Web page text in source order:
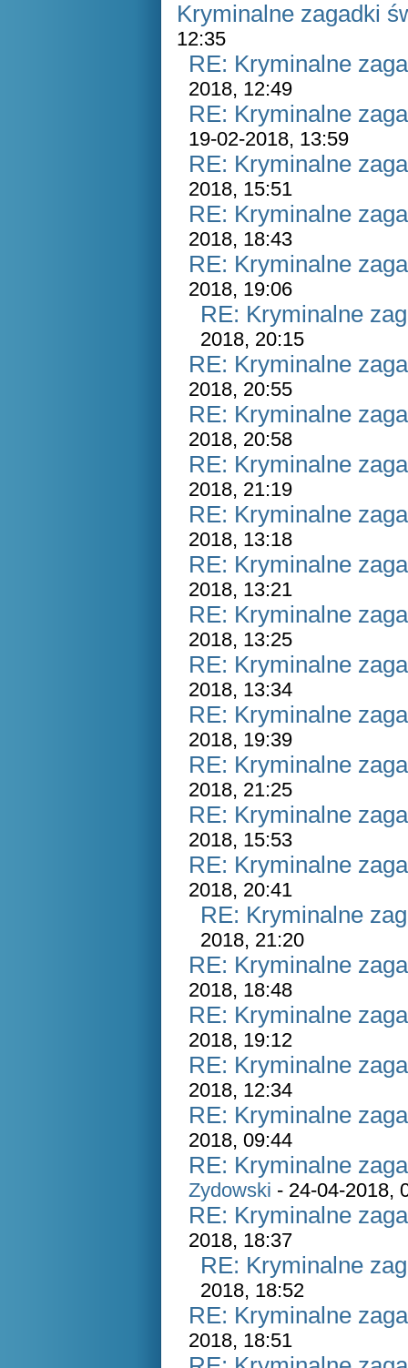
Kryminalne zagadki
12:35
RE: Kryminalne
2018, 12:49
RE: Kryminalne
19-02-2018, 13:59
RE: Kryminalne
2018, 15:51
RE: Kryminalne
2018, 18:43
RE: Kryminalne
2018, 19:06
RE: Kryminalne
2018, 20:15
RE: Kryminalne
2018, 20:55
RE: Kryminalne
2018, 20:58
RE: Kryminalne
2018, 21:19
RE: Kryminalne
2018, 13:18
RE: Kryminalne
2018, 13:21
RE: Kryminalne
2018, 13:25
RE: Kryminalne
2018, 13:34
RE: Kryminalne
2018, 19:39
RE: Kryminalne
2018, 21:25
RE: Kryminalne
2018, 15:53
RE: Kryminalne
2018, 20:41
RE: Kryminalne
2018, 21:20
RE: Kryminalne
2018, 18:48
RE: Kryminalne
2018, 19:12
RE: Kryminalne
2018, 12:34
RE: Kryminalne
2018, 09:44
RE: Kryminalne
Zydowski - 24-04-2018,
RE: Kryminalne
2018, 18:37
RE: Kryminalne
2018, 18:52
RE: Kryminalne
2018, 18:51